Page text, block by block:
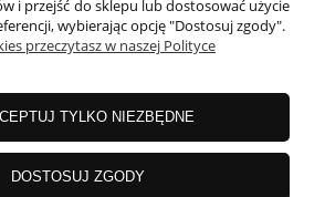
INFORMACJE
KOLEKCJE
i przejść do sklepu lub dostosować użycie
wybierając opcję "Dostosuj zgody".
przeczytasz w naszej Polityce
TYLKO NIEZBĘDNE
DOSTOSUJ ZGODY